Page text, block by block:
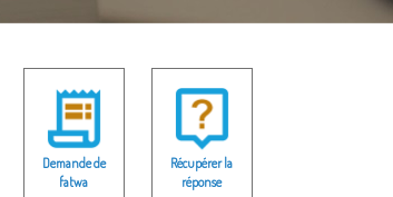
Demande de
fatwa
Récupérer la
réponse